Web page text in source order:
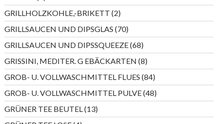
Produkte
GRILLHOLZKOHLE,-BRIKETT 22
Produkte
GRILLSAUCEN UND DIPSGLAS 7070
Produkte
GRILLSAUCEN UND DIPSSQUEEZE 6868
Produkte
GRISSINI, MEDITER. G EBÄCKARTEN 88
Produkte
GROB- U. VOLLWASCHMITTEL FLUES 8484
Produkte
GROB- U. VOLLWASCHMITTEL PULVE 4848
Produkte
GRÜNER TEE BEUTEL 1313
Produkte